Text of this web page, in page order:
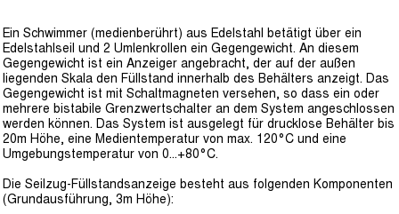
Ein Schwimmer (medienberührt) aus Edelstahl betätigt über ein
Edelstahlseil und 2 Umlenkrollen ein Gegengewicht. An diesem
Gegengewicht ist ein Anzeiger angebracht, der auf der außen
liegenden Skala den Füllstand innerhalb des Behälters anzeigt. Das
Gegengewicht ist mit Schaltmagneten versehen, so dass ein oder
mehrere bistabile Grenzwertschalter an dem System angeschlossen
werden können. Das System ist ausgelegt für drucklose Behälter bis
20m Höhe, eine Medientemperatur von max. 120°C und eine
Umgebungstemperatur von 0…+80°C.
Die Seilzug-Füllstandsanzeige besteht aus folgenden Komponenten
(Grundausführung, 3m Höhe):